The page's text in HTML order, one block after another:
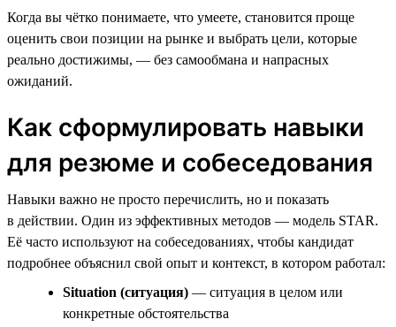
Когда вы чётко понимаете, что умеете, становится проще
оценить свои позиции на рынке и выбрать цели, которые
реально достижимы, — без самообмана и напрасных
ожиданий.
Как сформулировать навыки
для резюме и собеседования
Навыки важно не просто перечислить, но и показать
в действии. Один из эффективных методов — модель STAR.
Её часто используют на собеседованиях, чтобы кандидат
подробнее объяснил свой опыт и контекст, в котором работал:
Situation (ситуация) — ситуация в целом или
конкретные обстоятельства